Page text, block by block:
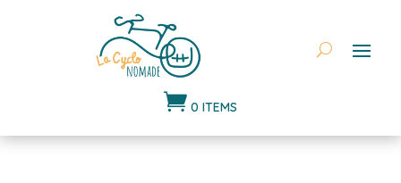
 0 ITEMS